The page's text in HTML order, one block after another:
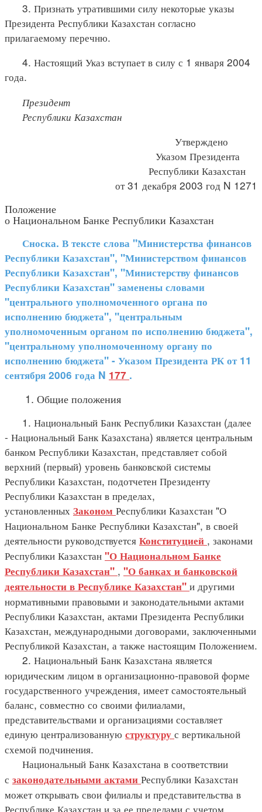
3. Признать утратившими силу некоторые указы
Президента Республики Казахстан согласно
прилагаемому перечню.
4. Настоящий Указ вступает в силу с 1 января 2004
года.
Президент
Республики Казахстан
Утверждено
Указом Президента
Республики Казахстан
от 31 декабря 2003 год N 1271
Положение
о Национальном Банке Республики Казахстан
Сноска. В тексте слова "Министерства финансов
Республики Казахстан", "Министерством финансов
Республики Казахстан", "Министерству финансов
Республики Казахстан" заменены словами
"центрального уполномоченного органа по
исполнению бюджета", "центральным
уполномоченным органом по исполнению бюджета",
"центральному уполномоченному органу по
исполнению бюджета" - Указом Президента РК от 11
сентября 2006 года N 177 .
1. Общие положения
1. Национальный Банк Республики Казахстан (далее
- Национальный Банк Казахстана) является центральным
банком Республики Казахстан, представляет собой
верхний (первый) уровень банковской системы
Республики Казахстан, подотчетен Президенту
Республики Казахстан в пределах,
установленных Законом Республики Казахстан "О
Национальном Банке Республики Казахстан", в своей
деятельности руководствуется Конституцией , законами
Республики Казахстан "О Национальном Банке
Республики Казахстан" , "О банках и банковской
деятельности в Республике Казахстан" и другими
нормативными правовыми и законодательными актами
Республики Казахстан, актами Президента Республики
Казахстан, международными договорами, заключенными
Республикой Казахстан, а также настоящим Положением.
2. Национальный Банк Казахстана является
юридическим лицом в организационно-правовой форме
государственного учреждения, имеет самостоятельный
баланс, совместно со своими филиалами,
представительствами и организациями составляет
единую централизованную структуру с вертикальной
схемой подчинения.
Национальный Банк Казахстана в соответствии
с законодательными актами Республики Казахстан
может открывать свои филиалы и представительства в
Республике Казахстан и за ее пределами с учетом